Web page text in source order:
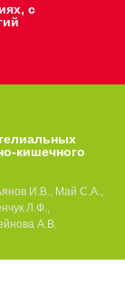
с
кишечного
И.В., Май С.А.,
Л.Ф.,
А.В.